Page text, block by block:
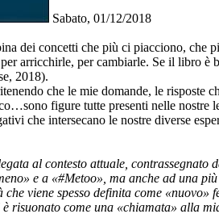
Sabato, 01/12/2018
dei concetti che più ci piacciono, che
arricchirle, per cambiarle. Se il libro
2018).
che le mie domande, le risposte
figure tutte presenti nelle nostre
che intersecano le nostre diverse
al contesto attuale,
e a «#Metoo», ma anche ad una
viene spesso definita come
risuonato come una «chiamata» alla